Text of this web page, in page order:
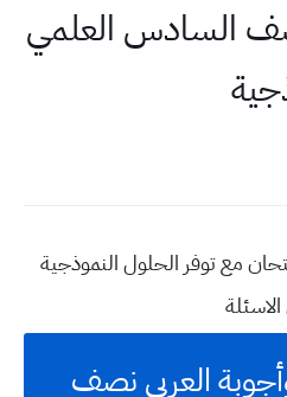
2026 للصف السادس العلمي
مع توفر الحلول النموذجية
العربي نصف